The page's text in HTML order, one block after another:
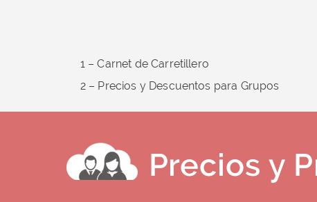
1 – Carnet de Carretillero
2 – Precios y Descuentos para Grupos
Precios y